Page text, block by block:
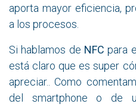
aporta mayor eficiencia,
a los procesos.
Si hablamos de NFCpara
está claro que es super
apreciar.. Como
del smartphone o de